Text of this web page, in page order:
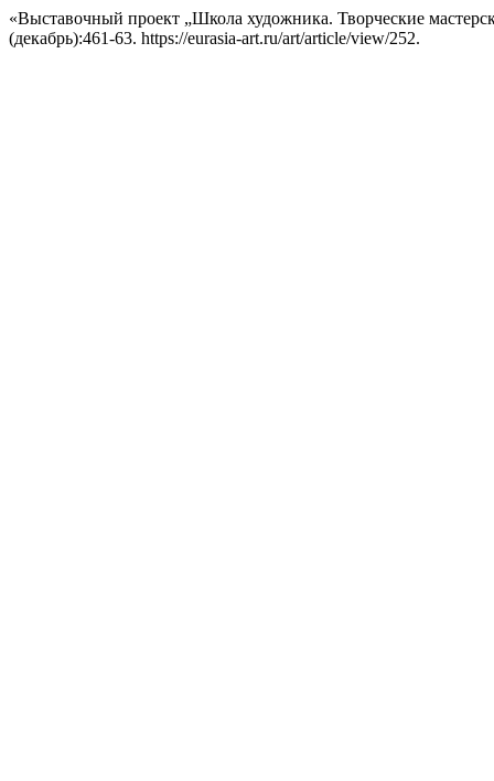
«Выставочный проект „Школа художника. Творческие
(декабрь):461-63. https://eurasia-art.ru/art/article/view/252.